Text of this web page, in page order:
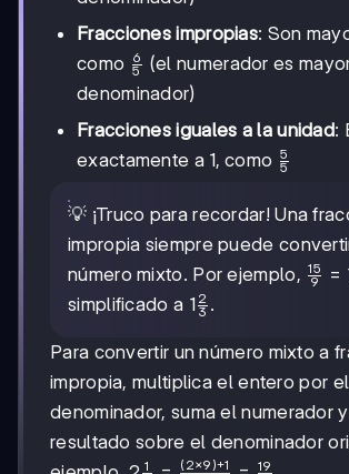
Fracciones impropias: Son
como \frac{6}
{5}
5
6 (el numerador es
denominador)
Fracciones iguales a la unidad:
exactamente a 1, como \frac{5}
5
5
💡 ¡Truco para recordar! Una
impropia siempre puede
número mixto. Por ejemplo, 9
15 =
simplificado a 1\frac{2}
13
2 .
Para convertir un número mixto a
impropia, multiplica el entero por el
denominador, suma el numerador
resultado sobre el denominador
1 ( 2×9 )+1 19